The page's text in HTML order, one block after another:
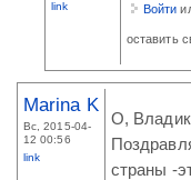
link
Войти
оставить
Marina K
Вс, 2015-04-
12 00:56
link
О,
страны -